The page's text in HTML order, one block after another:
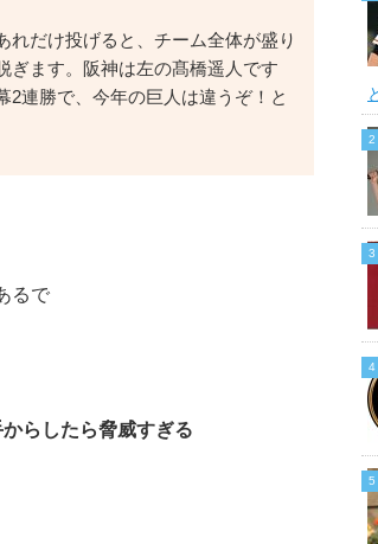
れだけ投げると、チーム全体が盛り
ぎます。阪神は左の髙橋遥人です
2連勝で、今年の巨人は違うぞ！と
るで
らしたら脅威すぎる